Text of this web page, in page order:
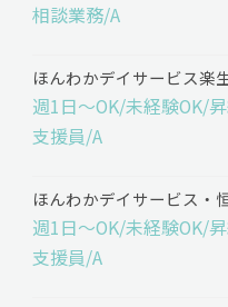
相談業務/A
ほんわかデイサービス楽
週1日～OK/未経験OK/
支援員/A
ほんわかデイサービス・
週1日～OK/未経験OK/
支援員/A